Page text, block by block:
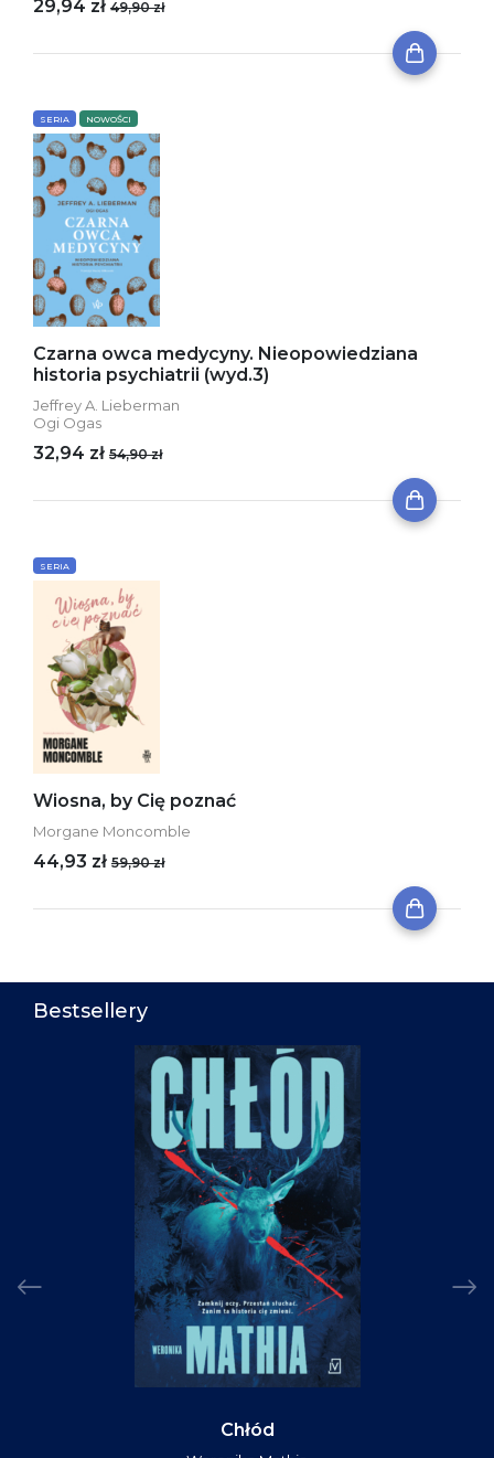
29,94 zł 49,90 zł
SERIA NOWOŚCI
Czarna owca medycyny. Nieopowiedziana
historia psychiatrii (wyd.3)
Jeffrey A. Lieberman
Ogi Ogas
32,94 zł 54,90 zł
SERIA
Wiosna, by Cię poznać
Morgane Moncomble
44,93 zł 59,90 zł
Bestsellery
Chłód